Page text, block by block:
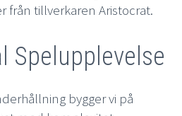
från tillverkaren Aristocrat.
Spelupplevelse
bygger vi på